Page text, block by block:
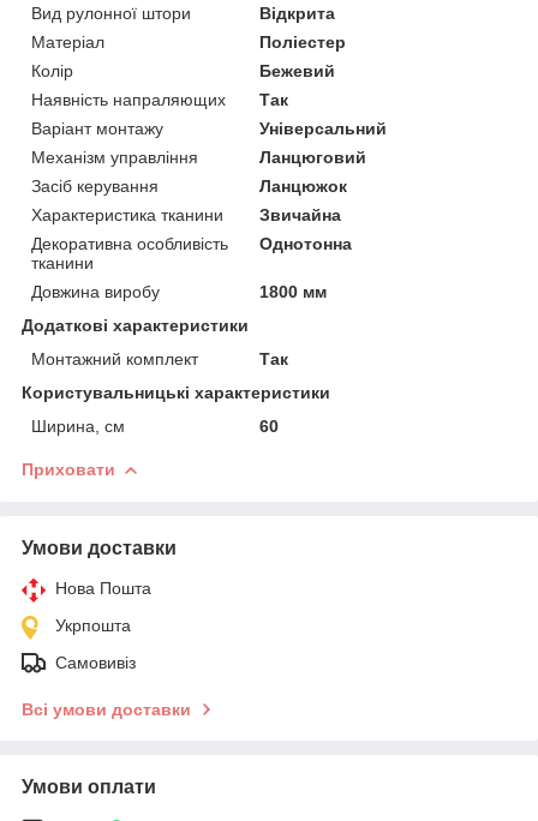
Вид рулонної штори
Відкрита
Матеріал
Поліестер
Колір
Бежевий
Наявність напраляющих
Так
Варіант монтажу
Універсальний
Механізм управління
Ланцюговий
Засіб керування
Ланцюжок
Характеристика тканини
Звичайна
Декоративна особливість
тканини
Однотонна
Довжина виробу
1800 мм
Додаткові характеристики
Монтажний комплект
Так
Користувальницькі характеристики
Ширина, см
60
Приховати
Умови доставки
Нова Пошта
Укрпошта
Самовивіз
Всі умови доставки
Умови оплати